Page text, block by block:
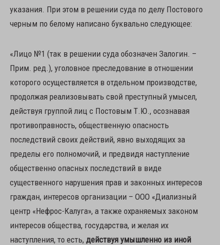
указания. При этом в решении суда по делу Постового
черным по белому написано буквально следующее:
«Лицо №1 (так в решении суда обозначен Залогин. –
Прим. ред.), уголовное преследование в отношении
которого осуществляется в отдельном производстве,
продолжая реализовывать свой преступный умысел,
действуя группой лиц с Постовым Т.Ю., осознавая
противоправность, общественную опасность
последствий своих действий, явно выходящих за
пределы его полномочий, и предвидя наступление
общественно опасных последствий в виде
существенного нарушения прав и законных интересов
граждан, интересов организации – ООО «Диализный
центр «Нефрос-Калуга», а также охраняемых законом
интересов общества, государства, и желая их
наступления, то есть, действуя умышленно из иной